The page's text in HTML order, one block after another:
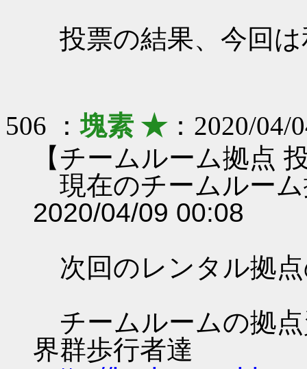
投票の結果、今回
506 ：塊素 ★：2020/04/
【チームルーム拠点
現在のチームルー
2020/04/09 00:08
次回のレンタル拠
チームルームの拠
界群歩行者達